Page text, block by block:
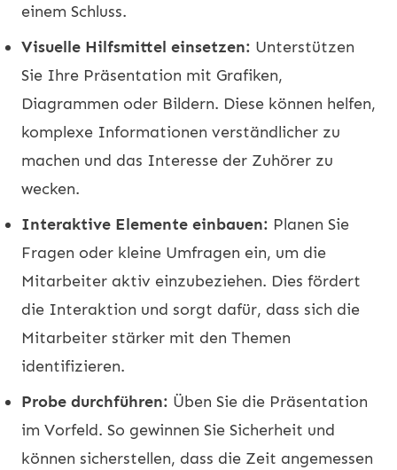
einem Schluss.
Visuelle Hilfsmittel einsetzen: Unterstützen
Sie Ihre Präsentation mit Grafiken,
Diagrammen oder Bildern. Diese können helfen,
komplexe Informationen verständlicher zu
machen und das Interesse der Zuhörer zu
wecken.
Interaktive Elemente einbauen: Planen Sie
Fragen oder kleine Umfragen ein, um die
Mitarbeiter aktiv einzubeziehen. Dies fördert
die Interaktion und sorgt dafür, dass sich die
Mitarbeiter stärker mit den Themen
identifizieren.
Probe durchführen: Üben Sie die Präsentation
im Vorfeld. So gewinnen Sie Sicherheit und
können sicherstellen, dass die Zeit angemessen